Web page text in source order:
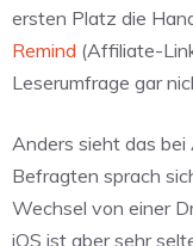
ersten Platz die
Remind (Affiliate-
Leserumfrage gar
Anders sieht das bei
Befragten sprach
Wechsel von einer
iOS ist aber sehr